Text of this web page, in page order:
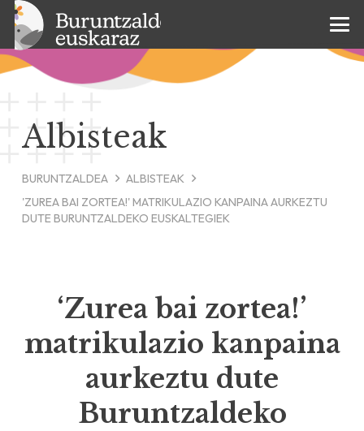
Albisteak
BURUNTZALDEA
ALBISTEAK
'ZUREA BAI ZORTEA!' MATRIKULAZIO KANPAINA AURKEZTU
DUTE BURUNTZALDEKO EUSKALTEGIEK
‘Zurea bai zortea!’
matrikulazio kanpaina
aurkeztu dute
Buruntzaldeko